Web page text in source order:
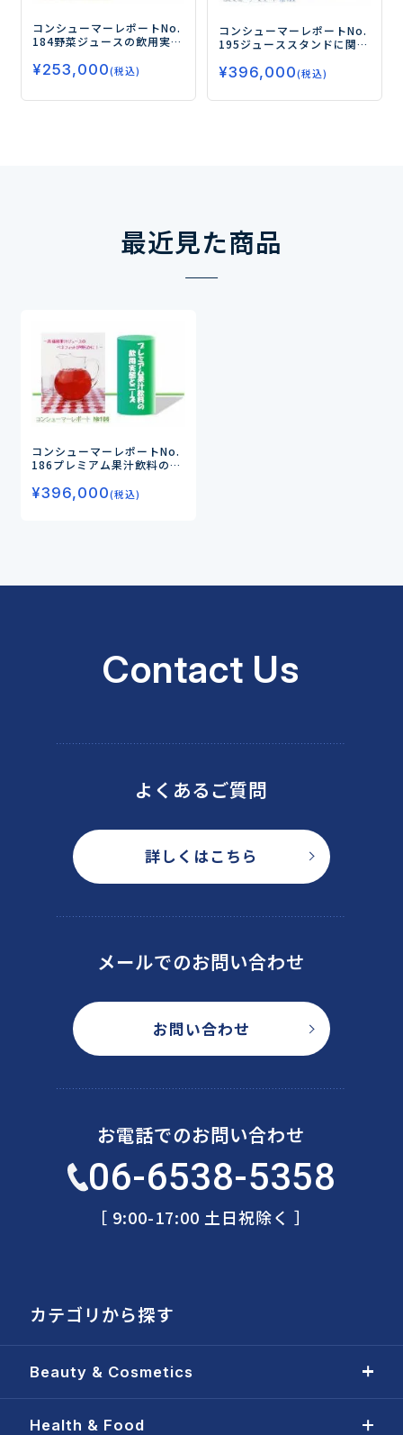
コンシューマーレポートNo.
184野菜ジュースの飲用実態
目的は“野菜・栄養摂取”か
ら“おいしさ”へ―
¥253,000(税込)
コンシューマーレポートNo.
195ジューススタンドに関す
飲料の高付加価値化に向け
¥396,000(税込)
最近見た商品
コンシューマーレポートNo.
186プレミアム果汁飲料の飲
ジュースのベネフィットが明
らかに！―
¥396,000(税込)
Contact Us
よくあるご質問
詳しくはこちら
メールでのお問い合わせ
お問い合わせ
お電話でのお問い合わせ
06-6538-5358
［ 9:00-17:00 土日祝除く ］
カテゴリから探す
Beauty & Cosmetics
Health & Food